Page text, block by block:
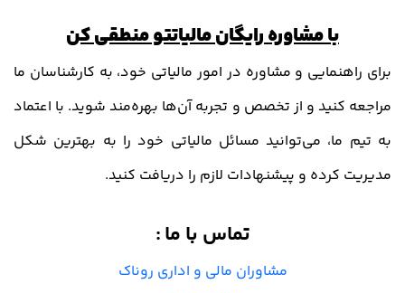
بامشاوره رایگانمالیاتتو منطقی کن
برای راهنمایی و مشاوره در امور مالیاتی خود، به کارشناسان ما
مراجعه کنید و از تخصص و تجربه آن‌ها بهره‌مند شوید. با اعتماد
به تیم ما، می‌توانید مسائل مالیاتی خود را به بهترین شکل
مدیریت کرده و پیشنهادات لازم را دریافت کنید.
تماس با ما:
مشاوران مالی و اداری روناک